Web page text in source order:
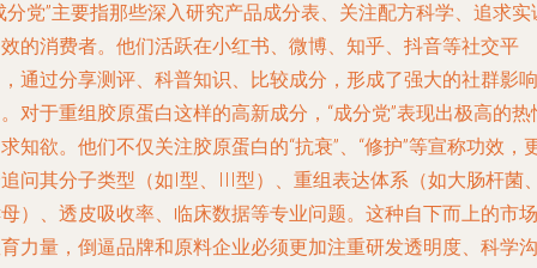
分党”主要指那些深入研究产品成分表、关注配方科学、追求实
的消费者。他们活跃在小红书、微博、知乎、抖音等社交平
通过分享测评、科普知识、比较成分，形成了强大的社群影响
对于重组胶原蛋白这样的高新成分，“成分党”表现出极高的热
知欲。他们不仅关注胶原蛋白的“抗衰”、“修护”等宣称功效，
问其分子类型（如I型、III型）、重组表达体系（如大肠杆菌
）、透皮吸收率、临床数据等专业问题。这种自下而上的市场
力量，倒逼品牌和原料企业必须更加注重研发透明度、科学沟